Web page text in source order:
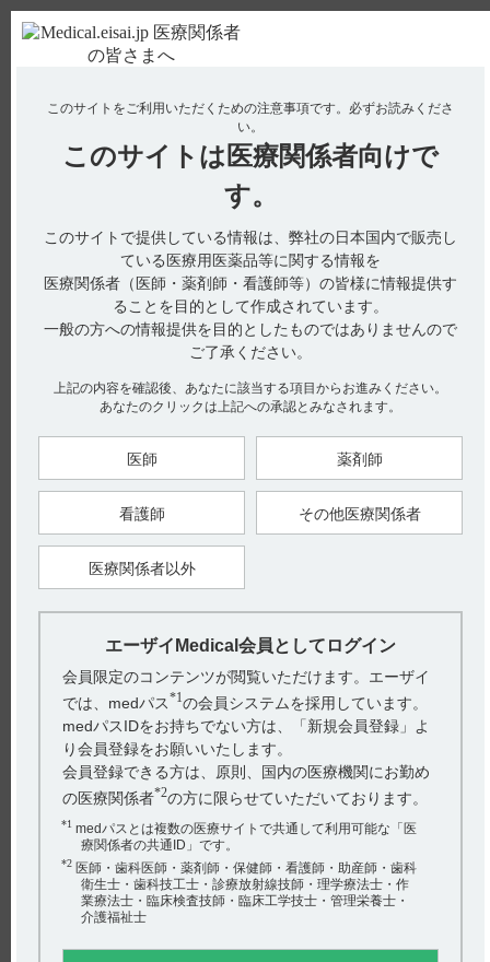
使用期限検索 Drug Information
No : 332
【フィコンパ錠・細粒】 自動車運転への影響に
ついて教えてください。
【フィコンパ錠・細粒】
自動車運転への影響について教えてください。
電子添文には、自動車運転への影響に関して以下の記載があり
8．重要な基本的注意（引用1）
8．5 めまい、眠気、注意力・集中力・反射運動能力等の低下
が起こることがあるので、本剤投与中の患者には自動車の運転
など危険を伴う操作に従事させないよう注意すること。
【関連情報】
インタビューフォームには、自動車運転への影響に関して以下
の記載があります。（引用2）
5．重要な基本的注意とその理由
（解説）
び疲労等、日常生活上の活動に影響を生じる可能性のある有害
事象が比較的高い頻度で認められたことから設定した。
【引用】
1）フィコンパ錠2mg･4mg･細粒1%電子添文 2024年2月改訂
（第5版） 8．重要な基本的注意 8．5
2）フィコンパ錠2mg・4mg・細粒1%インタビューフォーム
2020年9月改訂（改訂第6版） VIII．安全性（使用上の注意等）
に関する項目 5．重要な基本的注意とその理由
【更新年月】
2024年7月
戻る
このサイトをご利用いただくための注意事項です。 必ずお読みくださ
い。
このサイトは 医療関係者向けで
す。
このサイトで提供している情報は、弊社の日本国内で販売し
ている医療用医薬品等に関する情報を
医療関係者（医師・薬剤師・看護師等）の皆様に情報提供す
ることを目的として作成されています。
一般の方への情報提供を目的としたものではありませんので
ご了承ください。
上記の内容を確認後、あなたに該当する項目からお進みください。
あなたのクリックは上記への承認とみなされます。
医師 薬剤師
看護師 その他医療関係者
医療関係者以外
エーザイMedical会員としてログイン
会員限定のコンテンツが閲覧いただけます。エーザイ
では、medパス*1の会員システムを採用しています。
medパスIDをお持ちでない方は、「新規会員登録」よ
り会員登録をお願いいたします。
会員登録できる方は、原則、国内の医療機関にお勤め
の医療関係者*2の方に限らせていただいております。
*1 medパスとは複数の医療サイトで共通して利用可能な「医
療関係者の共通ID」です。
*2 医師・歯科医師・薬剤師・保健師・看護師・助産師・歯科
衛生士・歯科技工士・診療放射線技師・理学療法士・作
業療法士・臨床検査技師・臨床工学技士・管理栄養士・
介護福祉士